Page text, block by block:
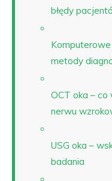
błędy
metody
OCT oka –
nerwu
USG oka –
badania